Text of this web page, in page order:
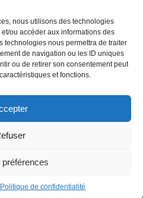
nous utilisons des technologies
ou accéder aux informations des
technologies nous permettra de traiter
de navigation ou les ID uniques
ou de retirer son consentement peut
et fonctions.
préférences
Politique de confidentialité
générales de vente